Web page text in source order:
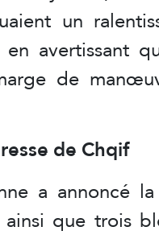
un
avertissant
de
de Chqif
a annoncé
que trois